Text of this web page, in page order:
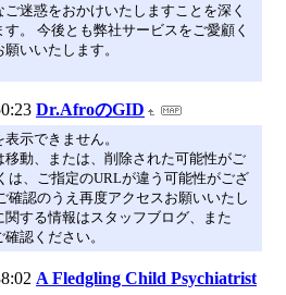
迷惑をおかけいたしますことを深く
。 今後とも弊社サービスをご愛顧く
いいたします。
Dr.AfroのGID
示できません。
移動、または、削除された可能性がご
は、ご指定のURLが違う可能性がござ
確認のうえ再度アクセスお願いいたし
関する情報はスタッフブログ、また
認ください。
A Fledgling Child Psychiatrist